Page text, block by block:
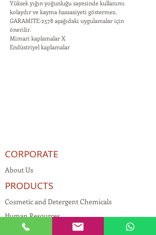
Yüksek yığın yoğunluğu sayesinde kullanımı
kolaydır ve kayma hassasiyeti göstermez.
GARAMITE-2578 aşağıdaki uygulamalar için
önerilir.
Mimari kaplamalar X
Endüstriyel kaplamalar
CORPORATE
About Us
PRODUCTS
Cosmetic and Detergent Chemicals
Human Resources